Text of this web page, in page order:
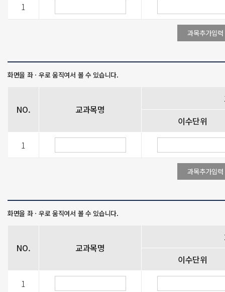
1
NO. 교과목명
이수단위
1
NO. 교과목명
이수단위
1